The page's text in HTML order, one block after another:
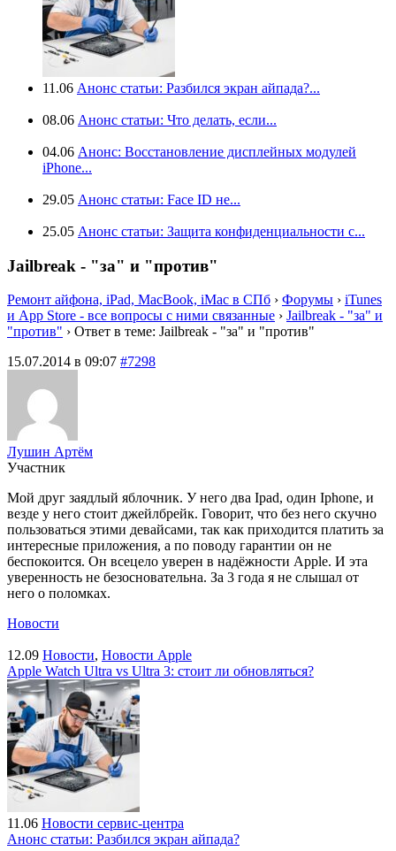
11.06 Анонс статьи: Разбился экран айпада?...
08.06 Анонс статьи: Что делать, если...
04.06 Анонс: Восстановление дисплейных модулей
iPhone...
29.05 Анонс статьи: Face ID не...
25.05 Анонс статьи: Защита конфиденциальности с...
Jailbreak - "за" и "против"
Ремонт айфона, iPad, MacBook, iMac в СПб › Форумы › iTunes
и App Store - все вопросы с ними связанные › Jailbreak - "за" и
"против" › Ответ в теме: Jailbreak - "за" и "против"
15.07.2014 в 09:07 #7298
Лушин Артём
Участник
Мой друг заядлый яблочник. У него два Ipad, один Iphone, и
везде у него стоит джейлбрейк. Говорит, что без него скучно
пользоваться этими девайсами, так как приходится платить за
интересные приложения, а по поводу гарантии он не
беспокоится. Он всецело уверен в надёжности Apple. И эта
уверенность не безосновательна. За 3 года я не слышал от
него о поломках.
Новости
12.09 Новости, Новости Apple
Apple Watch Ultra vs Ultra 3: стоит ли обновляться?
11.06 Новости сервис-центра
Анонс статьи: Разбился экран айпада?